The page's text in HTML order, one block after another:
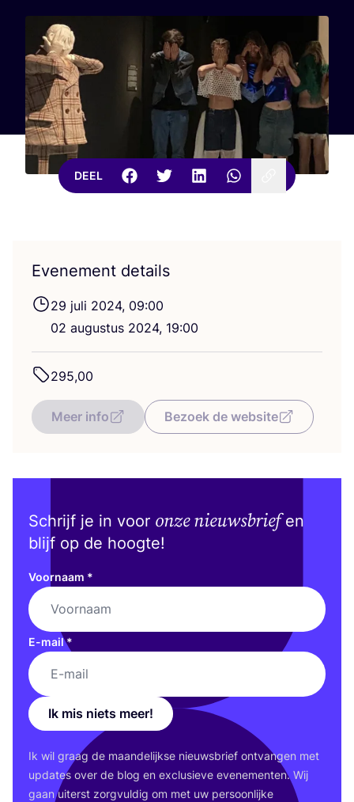
DEEL
Evenement details
29 juli 2024, 09:00
02 augus­tus 2024, 19:00
295,00
Meer info Bezoek de website
Schrijf je in voor onze nieuwsbriefen
blijf op de hoogte!
Voornaam *
E-mail*
Ik mis niets meer!
Ik wil graag de maan­de­lijk­se nieuws­brief ont­van­gen met
upda­tes over de blog en exclu­sie­ve eve­ne­men­ten. Wij
gaan uiterst zorg­vul­dig om met uw per­soon­lij­ke